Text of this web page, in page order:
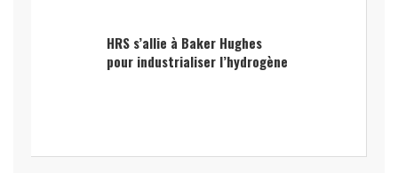
HRS s’allie à Baker Hughes
pour industrialiser l’hydrogène